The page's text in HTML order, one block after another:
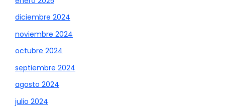
diciembre 2024
noviembre 2024
octubre 2024
septiembre 2024
agosto 2024
julio 2024